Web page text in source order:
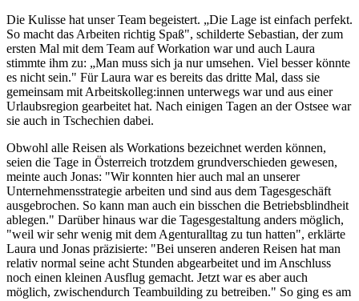
Die Kulisse hat unser Team begeistert. „Die Lage ist einfach perfekt.
So macht das Arbeiten richtig Spaß", schilderte Sebastian, der zum
ersten Mal mit dem Team auf Workation war und auch Laura
stimmte ihm zu: „Man muss sich ja nur umsehen. Viel besser könnte
es nicht sein." Für Laura war es bereits das dritte Mal, dass sie
gemeinsam mit Arbeitskolleg:innen unterwegs war und aus einer
Urlaubsregion gearbeitet hat. Nach einigen Tagen an der Ostsee war
sie auch in Tschechien dabei.
Obwohl alle Reisen als Workations bezeichnet werden können,
seien die Tage in Österreich trotzdem grundverschieden gewesen,
meinte auch Jonas: "Wir konnten hier auch mal an unserer
Unternehmensstrategie arbeiten und sind aus dem Tagesgeschäft
ausgebrochen. So kann man auch ein bisschen die Betriebsblindheit
ablegen." Darüber hinaus war die Tagesgestaltung anders möglich,
"weil wir sehr wenig mit dem Agenturalltag zu tun hatten", erklärte
Laura und Jonas präzisierte: "Bei unseren anderen Reisen hat man
relativ normal seine acht Stunden abgearbeitet und im Anschluss
noch einen kleinen Ausflug gemacht. Jetzt war es aber auch
möglich, zwischendurch Teambuilding zu betreiben." So ging es am